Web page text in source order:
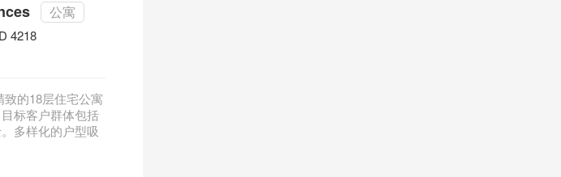
公寓
4218
的18层住宅公寓
标客户群体包括
多样化的户型吸